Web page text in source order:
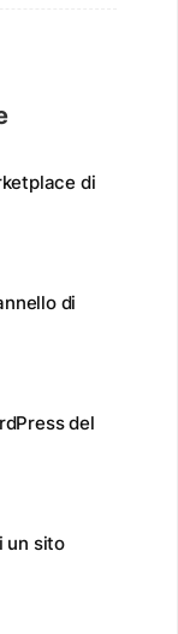
di
di
del
un sito